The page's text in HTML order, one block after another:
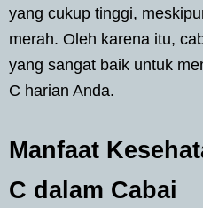
yang cukup tinggi,
merah. Oleh karena itu,
yang sangat baik untuk
C harian Anda.
Manfaat
C dalam Cabai